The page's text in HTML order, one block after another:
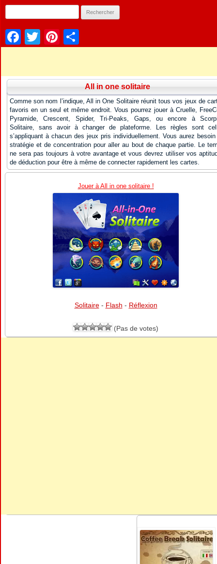
Facebook
TwitterPinterest
All in one solitaire
Comme son nom l’indique, All in One Solitaire réunit tous vos jeux de
favoris en un seul et même endroit. Vous pourrez jouer à Cruelle,
Pyramide, Crescent, Spider, Tri-Peaks, Gaps, ou encore à
Solitaire, sans avoir à changer de plateforme. Les règles sont
s’appliquant à chacun des jeux pris individuellement. Vous aurez
stratégie et de concentration pour aller au bout de chaque partie. Le
ne sera pas toujours à votre avantage et vous devrez utiliser vos
de déduction pour être à même de connecter rapidement les cartes.
Jouer à All in one solitaire !
Solitaire- Flash - Réflexion
(Pas de votes)